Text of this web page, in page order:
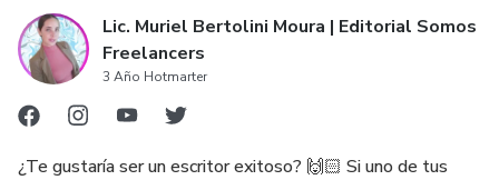
Lic. Muriel Bertolini Moura | Editorial Somos
Freelancers
3 Año Hotmarter
¿Te gustaría ser un escritor exitoso? 🙌🏻 Si uno de tus